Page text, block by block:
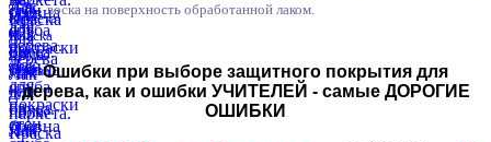
воска на поверхность обработанной лаком.
Ошибки при выборе защитного покрытия для
дерева, как и ошибки УЧИТЕЛЕЙ - самые ДОРОГИЕ
ОШИБКИ